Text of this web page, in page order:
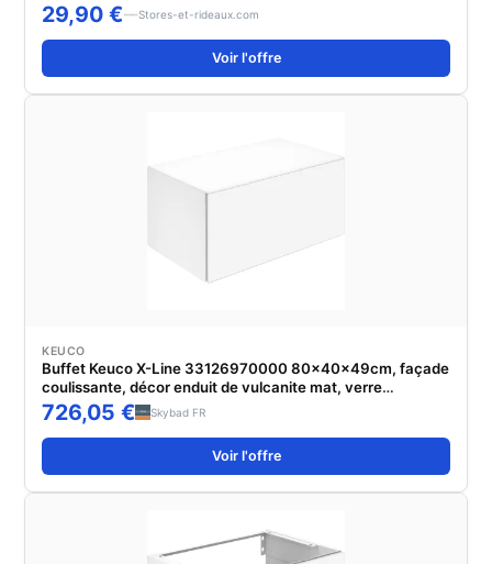
29,90 € Stores-et-rideaux.com
Voir l'offre
KEUCO
Buffet Keuco X-Line 33126970000 80x40x49cm, façade
coulissante, décor enduit de vulcanite mat, verre
vulcanite mat
726,05 € Skybad FR
Voir l'offre